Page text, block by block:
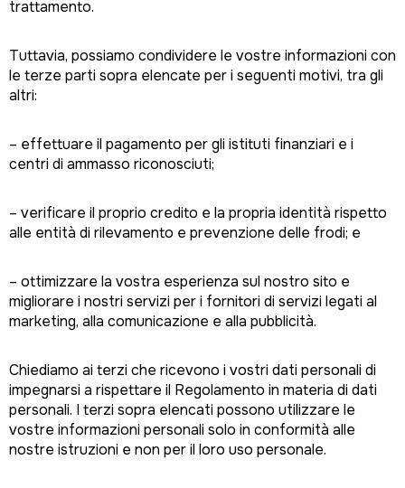
trattamento.
Tuttavia, possiamo condividere le vostre informazioni con
le terze parti sopra elencate per i seguenti motivi, tra gli
altri:
– effettuare il pagamento per gli istituti finanziari e i
centri di ammasso riconosciuti;
– verificare il proprio credito e la propria identità rispetto
alle entità di rilevamento e prevenzione delle frodi; e
– ottimizzare la vostra esperienza sul nostro sito e
migliorare i nostri servizi per i fornitori di servizi legati al
marketing, alla comunicazione e alla pubblicità.
Chiediamo ai terzi che ricevono i vostri dati personali di
impegnarsi a rispettare il Regolamento in materia di dati
personali. I terzi sopra elencati possono utilizzare le
vostre informazioni personali solo in conformità alle
nostre istruzioni e non per il loro uso personale.